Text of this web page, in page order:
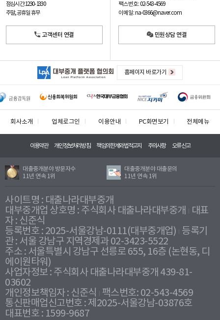
점심시간: 12:30 - 13:30
주말, 공휴일 휴무
고객센터 연결
팩스번호: 02-543-4569
이메일: na-0366@naver.com
민원상담 연결
홈페이지 바로가기
회사소개 업체로그인 이용안내 PC화면보기 전체메뉴
이용약관 개인정보처리방침 책임의한계와법적고지 주의사항 오류신고
대출중개분야 방문자수
11년 연속 1위
대출중개분야 대출문의
11년 연속 1위
사이트명 : 대출나라대부중개
대부중개업 상호명 : 주식회사 대출나라대부중개
대표
자 : 신준식
등록번호 : 2025-서울강남-0111(대부중개업) 등록기
관 : 서울 강남구 지역경제과 02-3423-5522
주소 : 서울특별시 강남구 선릉로 655, 16층 (논현동, 디
에이원타워)
사업자정보 : 주식회사 대출나라대부중개 439-81-
03602
개인정보책임자 : 신준식
팩스번호: 02-543-4569
통신판매업신고번호 : 제2025-서울강남-03876호
대표번호 : 1599-9687